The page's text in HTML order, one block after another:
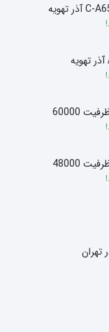
60000
48000
تهران